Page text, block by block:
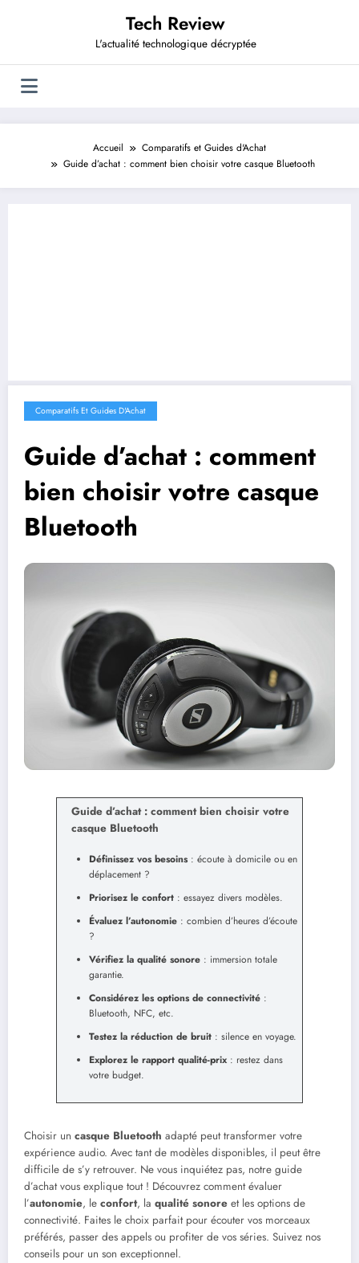
Tech Review
L'actualité technologique décryptée
Accueil
Comparatifs et Guides d'Achat
Guide d’achat : comment bien choisir votre casque Bluetooth
Comparatifs Et Guides D'Achat
Guide d’achat : comment
bien choisir votre casque
Bluetooth
Guide d’achat : comment bien choisir votre
casque Bluetooth
Définissez vos besoins: écoute à domicile ou en
déplacement ?
Priorisez le confort : essayez divers modèles.
Évaluez l’autonomie : combien d’heures d’écoute
?
Vérifiez la qualité sonore : immersion totale
garantie.
Considérez les options de connectivité :
Bluetooth, NFC, etc.
Testez la réduction de bruit : silence en voyage.
Explorez le rapport qualité-prix : restez dans
votre budget.
Choisir un casque Bluetooth adapté peut transformer votre
expérience audio. Avec tant de modèles disponibles, il peut être
difficile de s’y retrouver. Ne vous inquiétez pas, notre guide
d’achat vous explique tout ! Découvrez comment évaluer
l’autonomie, le confort, la qualité sonore et les options de
connectivité. Faites le choix parfait pour écouter vos morceaux
préférés, passer des appels ou profiter de vos séries. Suivez nos
conseils pour un son exceptionnel.